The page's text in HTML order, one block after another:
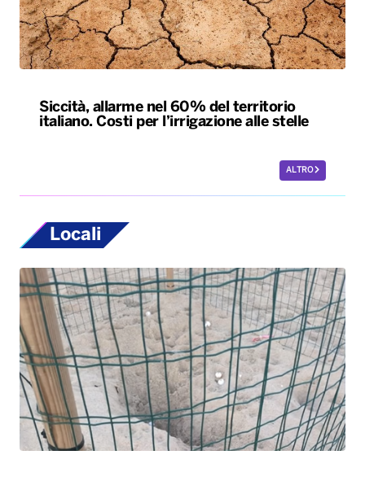
Siccità, allarme nel 60% del territorio
italiano. Costi per l’irrigazione alle stelle
ALTRO
Locali